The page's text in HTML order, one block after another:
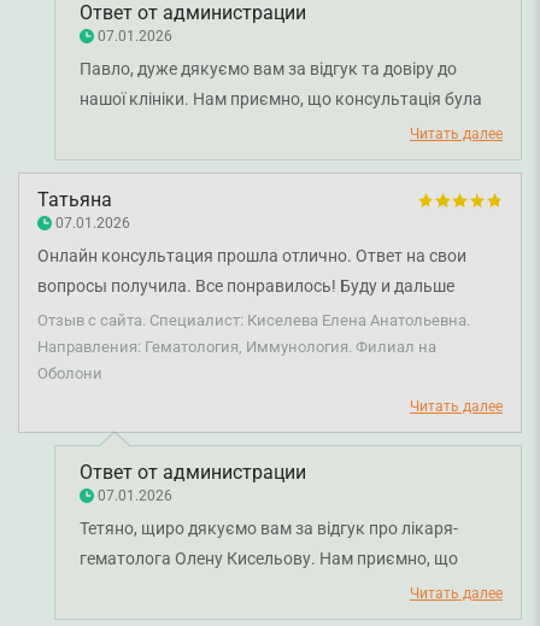
Ответ от администрации
07.01.2026
Павло, дуже дякуємо вам за відгук та довіру до
нашої клініки. Нам приємно, що консультація була
для вас корисною, а лікар-гематолог Олена
Кисельова уважно ознайомилася з результатами
обстежень і надала рекомендації. Бажаємо вам
міцного здоров’я!
Читать далее
Татьяна
07.01.2026
Онлайн консультация прошла отлично. Ответ на свои
вопросы получила. Все понравилось! Буду и дальше
обращаться за помощью. Спасибо большое.
Отзыв с сайта. Специалист: Киселева Елена Анатольевна.
Направления: Гематология, Иммунология. Филиал на
Оболони
Читать далее
Ответ от администрации
07.01.2026
Тетяно, щиро дякуємо вам за відгук про лікаря-
гематолога Олену Кисельову. Нам приємно, що
онлайн-консультація була для корисною та ви
отримали відповіді на всі запитання. Бажаємо вам
Читать далее